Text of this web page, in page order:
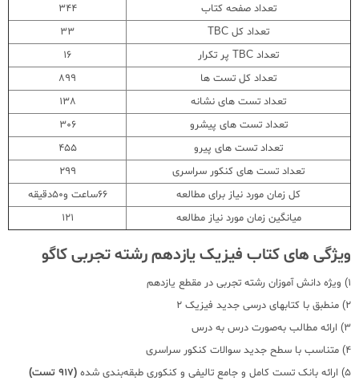
تعداد صفحه کتاب
344
تعداد کل TBC
33
تعداد TBC پر تکرار
16
تعداد کل تست ها
899
تعداد تست های نشانه
138
تعداد تست های پیشرو
306
تعداد تست های پیرو
455
تعداد تست های کنکور سراسری
299
کل زمان مورد نیاز برای مطالعه
66ساعت و50دقیقه
میانگین زمان مورد نیاز مطالعه
121
ویژگی های کتاب فیزیک یازدهم رشته تجربی کاگو
1) ویژه دانش آموزان رشته تجربی در مقطع یازدهم
2) منطبق با کتابهای درسی جدید فیزیک 2
3) ارائه مطالب به‌صورت درس به درس
4) متناسب با سطح جدید سوالات کنکور سراسری
5) ارائه بانک تست کامل و جامع تالیفی و کنکوری طبقه‌بندی شده
(917 تست)